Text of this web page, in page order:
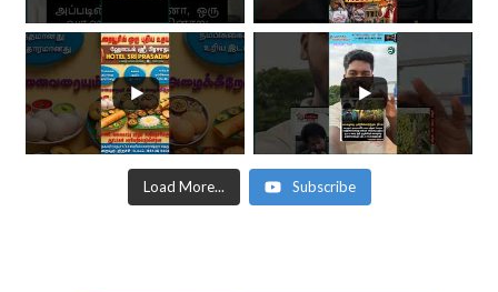
Load More... Subscribe